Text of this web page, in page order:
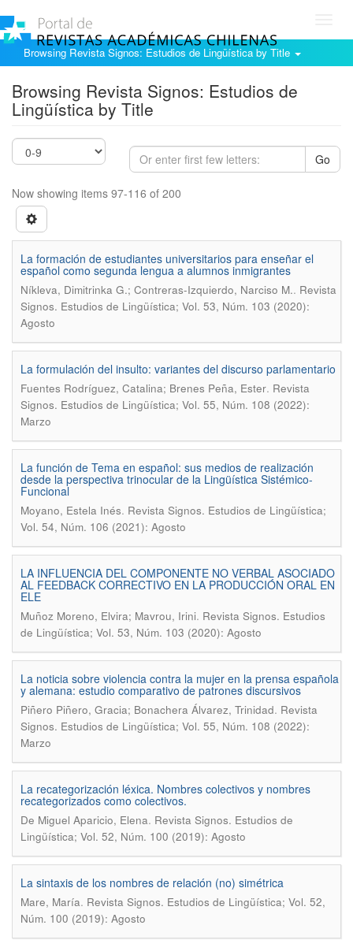
Browsing Revista Signos: Estudios de Lingüística by Title
Browsing Revista Signos: Estudios de
Lingüística by Title
Go
Now showing items 97-116 of 200
La formación de estudiantes universitarios para enseñar el
español como segunda lengua a alumnos inmigrantes
Níkleva, Dimitrinka G.; Contreras-Izquierdo, Narciso M.. Revista
Signos. Estudios de Lingüística; Vol. 53, Núm. 103 (2020):
Agosto
La formulación del insulto: variantes del discurso parlamentario
Fuentes Rodríguez, Catalina; Brenes Peña, Ester. Revista
Signos. Estudios de Lingüística; Vol. 55, Núm. 108 (2022):
Marzo
La función de Tema en español: sus medios de realización
desde la perspectiva trinocular de la Lingüística Sistémico-
Funcional
Moyano, Estela Inés. Revista Signos. Estudios de Lingüística;
Vol. 54, Núm. 106 (2021): Agosto
LA INFLUENCIA DEL COMPONENTE NO VERBAL ASOCIADO
AL FEEDBACK CORRECTIVO EN LA PRODUCCIÓN ORAL EN
ELE
Muñoz Moreno, Elvira; Mavrou, Irini. Revista Signos. Estudios
de Lingüística; Vol. 53, Núm. 103 (2020): Agosto
La noticia sobre violencia contra la mujer en la prensa española
y alemana: estudio comparativo de patrones discursivos
Piñero Piñero, Gracia; Bonachera Álvarez, Trinidad. Revista
Signos. Estudios de Lingüística; Vol. 55, Núm. 108 (2022):
Marzo
La recategorización léxica. Nombres colectivos y nombres
recategorizados como colectivos.
De Miguel Aparicio, Elena. Revista Signos. Estudios de
Lingüística; Vol. 52, Núm. 100 (2019): Agosto
La sintaxis de los nombres de relación (no) simétrica
Mare, María. Revista Signos. Estudios de Lingüística; Vol. 52,
Núm. 100 (2019): Agosto